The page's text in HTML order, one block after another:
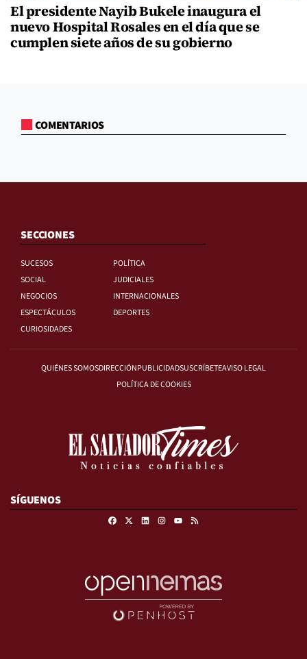
El presidente Nayib Bukele inaugura el
nuevo Hospital Rosales en el día que se
cumplen siete años de su gobierno
COMENTARIOS
SECCIONES
SUCESOS
POLÍTICA
SOCIAL
JUDICIALES
NEGOCIOS
INTERNACIONALES
ESPECTÁCULOS
DEPORTES
CURIOSIDADES
QUIÉNES SOMOSDIRECCIÓNPUBLICIDADSUSCRÍBETEAVISO LEGAL
POLÍTICA DE COOKIES
SÍGUENOS
FacebookLinkedinInstagram